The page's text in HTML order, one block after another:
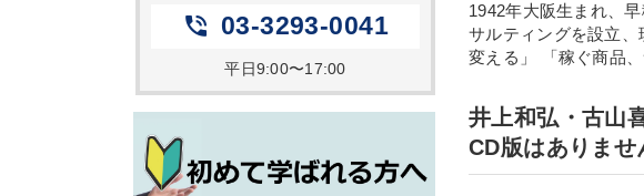
phone_in_talk 03-3293-0041
平日9:00〜17:00
1942年大阪生まれ、
サルティングを設立
変える」 「稼ぐ商品
井上和弘・古山
CD版はありませ